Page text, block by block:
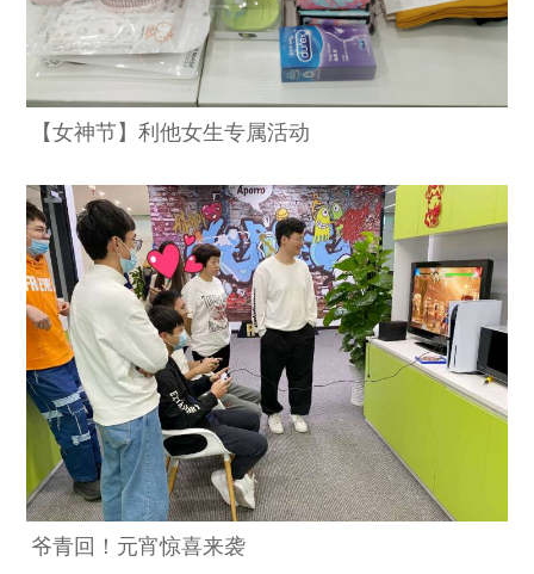
【女神节】利他女生专属活动
爷青回！元宵惊喜来袭